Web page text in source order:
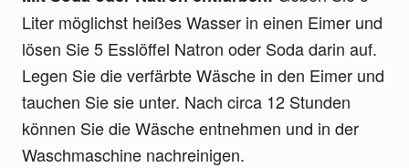
Liter möglichst heißes Wasser in einen Eimer und
lösen Sie 5 Esslöffel Natron oder Soda darin auf.
Legen Sie die verfärbte Wäsche in den Eimer und
tauchen Sie sie unter. Nach circa 12 Stunden
können Sie die Wäsche entnehmen und in der
Waschmaschine nachreinigen.